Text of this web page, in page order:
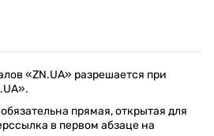
«ZN.UA» разрешается при
прямая, открытая для
в первом абзаце на